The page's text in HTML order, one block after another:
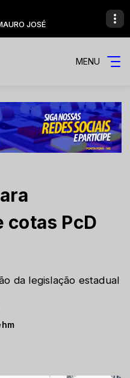
JOSÉ
com ANDRÉ CAVALCANTE
MENU
cotas PcD
da legislação estadual